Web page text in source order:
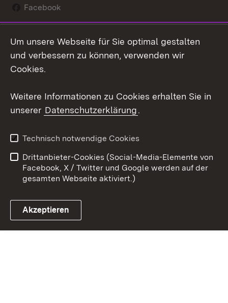
Facebook
Social Wall
Youtube
Link zum Landesportal
Kontakt
Datenschutz
Barrierefreiheit
Impressum Cookies
Um unsere Webseite für Sie optimal gestalten
und verbessern zu können, verwenden wir
Cookies.
Weitere Informationen zu Cookies erhalten Sie in
unserer Datenschutzerklärung.
Technisch notwendige Cookies
Drittanbieter-Cookies (Social-Media-Elemente von
Facebook, X / Twitter und Google werden auf der
gesamten Webseite aktiviert.)
Akzeptieren